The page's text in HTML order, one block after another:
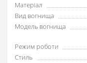
Матеріал
Вид вогнища
Модель вогнища
Режим роботи
Стиль